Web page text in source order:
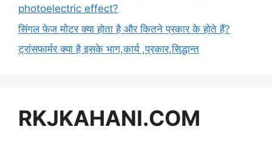
photoelectric effect?
सिंगल फेज मोटर क्या होता है और कितने प्रकार के होते हैं?
ट्रांसफार्मर क्या है इसके भाग,कार्य ,प्रकार,सिद्धान्त
RKJKAHANI.COM